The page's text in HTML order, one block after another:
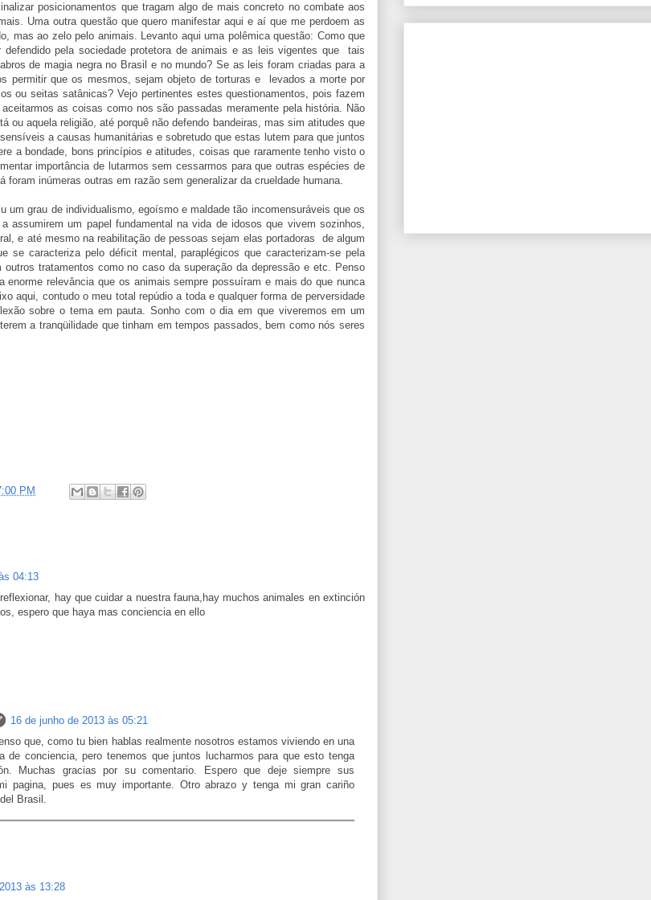
posicionamentos que tragam algo de mais concreto no combate aos
Uma outra questão que quero manifestar aqui e aí que me perdoem as
mas ao zelo pelo animais. Levanto aqui uma polêmica questão: Como que
pela sociedade protetora de animais e as leis vigentes que tais
de magia negra no Brasil e no mundo? Se as leis foram criadas para a
permitir que os mesmos, sejam objeto de torturas e levados a morte por
ou seitas satânicas? Vejo pertinentes estes questionamentos, pois fazem
as coisas como nos são passadas meramente pela história. Não
ou aquela religião, até porquê não defendo bandeiras, mas sim atitudes que
a causas humanitárias e sobretudo que estas lutem para que juntos
a bondade, bons princípios e atitudes, coisas que raramente tenho visto o
importância de lutarmos sem cessarmos para que outras espécies de
foram inúmeras outras em razão sem generalizar da crueldade humana.
um grau de individualismo, egoísmo e maldade tão incomensuráveis que os
assumirem um papel fundamental na vida de idosos que vivem sozinhos,
e até mesmo na reabilitação de pessoas sejam elas portadoras de algum
se caracteriza pelo déficit mental, paraplégicos que caracterizam-se pela
tratamentos como no caso da superação da depressão e etc. Penso
enorme relevância que os animais sempre possuíram e mais do que nunca
aqui, contudo o meu total repúdio a toda e qualquer forma de perversidade
sobre o tema em pauta. Sonho com o dia em que viveremos em um
a tranqüilidade que tinham em tempos passados, bem como nós seres
PM
04:13
hay que cuidar a nuestra fauna,hay muchos animales en extinción
espero que haya mas conciencia en ello
16 de junho de 2013 às 05:21
que, como tu bien hablas realmente nosotros estamos viviendo en una
de conciencia, pero tenemos que juntos lucharmos para que esto tenga
Muchas gracias por su comentario. Espero que deje siempre sus
pagina, pues es muy importante. Otro abrazo y tenga mi gran cariño
Brasil.
às 13:28